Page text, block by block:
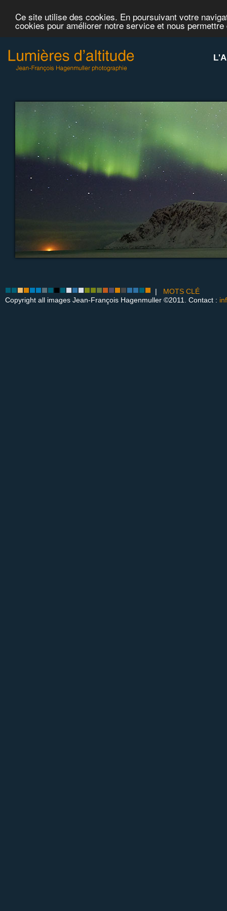
Ce site utilise des cookies. En poursuivant votre
cookies pour améliorer notre service et nous
| MOTS CLÉ
Copyright all images Jean-François Hagenmuller ©2011. Contact :